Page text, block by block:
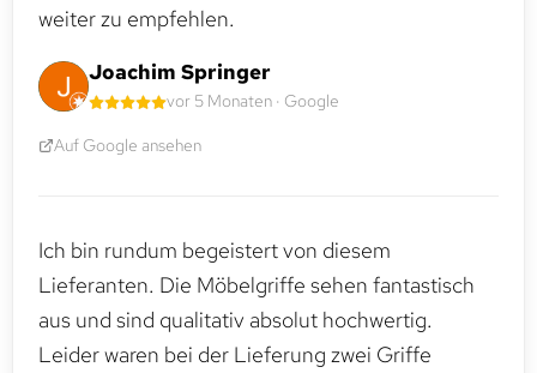
weiter zu empfehlen.
Joachim Springer
vor 5 Monaten · Google
Auf Google ansehen
Ich bin rundum begeistert von diesem
Lieferanten. Die Möbelgriffe sehen fantastisch
aus und sind qualitativ absolut hochwertig.
Leider waren bei der Lieferung zwei Griffe